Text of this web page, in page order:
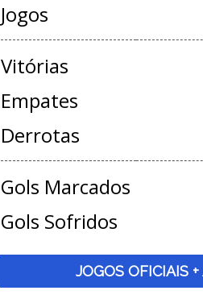
Jogos
Vitórias
Empates
Derrotas
Gols Marcados
Gols Sofridos
JOGOS OFICIAIS